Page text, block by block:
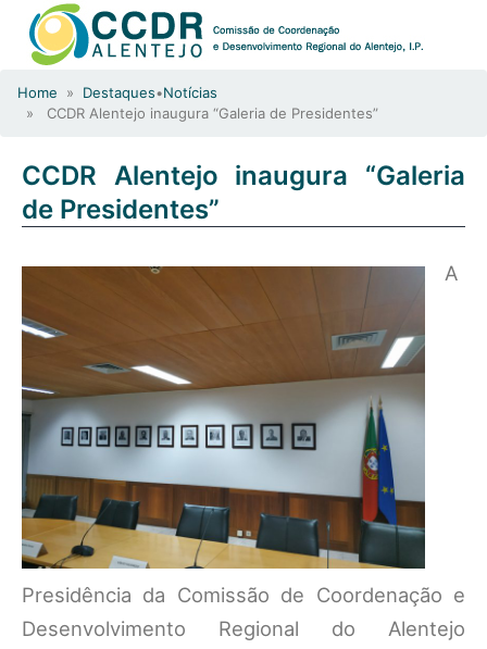
Home » Destaques•Notícias
» CCDR Alentejo inaugura “Galeria de Presidentes”
CCDR Alentejo inaugura “Galeria
de Presidentes”
A
Presidência da Comissão de Coordenação e
Desenvolvimento Regional do Alentejo